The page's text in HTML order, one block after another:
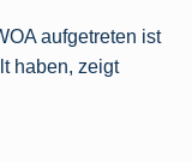
aufgetreten ist
haben, zeigt